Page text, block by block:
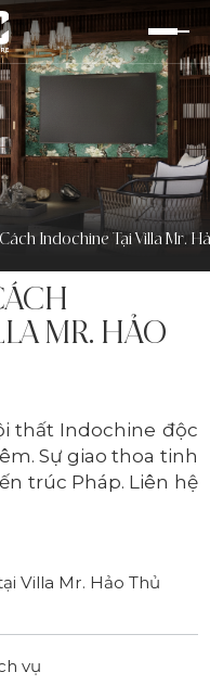
MR. HẢO
Indochine Tại Villa Mr.
thất Indochine độc
Sự giao thoa tinh
trúc Pháp. Liên hệ
Villa Mr. Hảo Thủ
vụ